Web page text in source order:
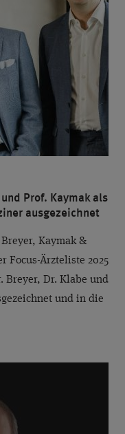
Prof. Kaymak als
ausgezeichnet
Kaymak &
Focus-Ärzteliste 2025
Breyer, Dr. Klabe und
und in die